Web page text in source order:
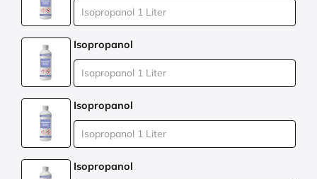
Isopropanol
Isopropanol
Isopropanol